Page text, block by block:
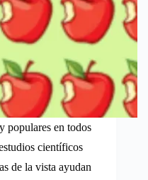
populares en todos
científicos
de la vista ayudan